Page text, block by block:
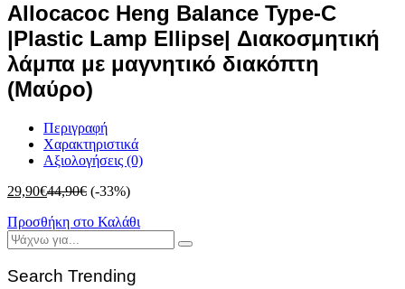
Allocacoc Heng Balance Type-C
|Plastic Lamp Ellipse| Διακοσμητική
λάμπα με μαγνητικό διακόπτη
(Μαύρο)
Περιγραφή
Χαρακτηριστικά
Αξιολογήσεις (0)
29,90€44,90€ (-33%)
Προσθήκη στο Καλάθι
Search Trending